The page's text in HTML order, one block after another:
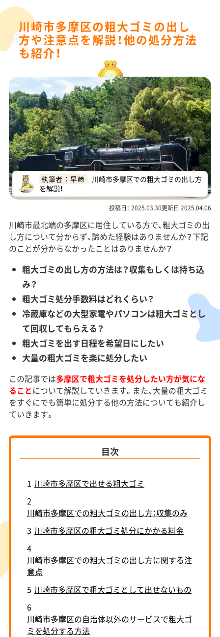
川崎市多摩区の粗大ゴミの出し
方や注意点を解説！他の処分方法
も紹介！
執筆者 ： 早﨑
川崎市多摩区での粗大ゴミの出し方
を解説！
投稿日： 2025.03.30更新日 2025.04.06
川崎市最北端の多摩区に居住している方で、粗大ゴミの出
し方について分からず、諦めた経験はありませんか？下記
のことが分からなかったことはありませんか？
粗大ゴミの出し方の方法は？収集もしくは持ち込
み？
粗大ゴミ処分手数料はどれくらい？
冷蔵庫などの大型家電やパソコンは粗大ゴミとし
て回収してもらえる？
粗大ゴミを出す日程を希望日にしたい
大量の粗大ゴミを楽に処分したい
この記事では多摩区で粗大ゴミを処分したい方が気にな
ることについて解説していきます。また、大量の粗大ゴミ
をすぐにでも簡単に処分する他の方法についても紹介し
ていきます。
目次
1 川崎市多摩区で出せる粗大ゴミ
2
川崎市多摩区での粗大ゴミの出し方：収集のみ
3 川崎市多摩区の粗大ゴミ処分にかかる料金
4
川崎市多摩区での粗大ゴミの出し方に関する注
意点
5 川崎市多摩区で粗大ゴミとして出せないもの
6
川崎市多摩区の自治体以外のサービスで粗大ゴ
ミを処分する方法